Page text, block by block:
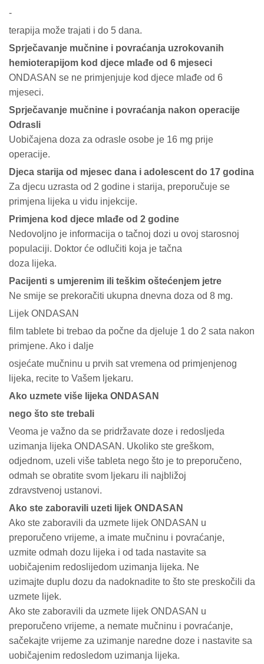
-
terapija može trajati i do 5 dana.
Sprječavanje mučnine i povraćanja uzrokovanih
hemioterapijom kod djece mlađe od 6 mjeseci
ONDASAN se ne primjenjuje kod djece mlađe od 6
mjeseci.
Sprječavanje mučnine i povraćanja nakon operacije
Odrasli
Uobičajena doza za odrasle osobe je 16 mg prije
operacije.
Djeca starija od mjesec dana i adolescent do 17 godina
Za djecu uzrasta od 2 godine i starija, preporučuje se
primjena lijeka u vidu injekcije.
Primjena kod djece mlađe od 2 godine
Nedovoljno je informacija o tačnoj dozi u ovoj starosnoj
populaciji. Doktor će odlučiti koja je tačna
doza lijeka.
Pacijenti s umjerenim ili teškim oštećenjem jetre
Ne smije se prekoračiti ukupna dnevna doza od 8 mg.
Lijek ONDASAN
film tablete bi trebao da počne da djeluje 1 do 2 sata nakon
primjene. Ako i dalje
osjećate mučninu u prvih sat vremena od primjenjenog
lijeka, recite to Vašem ljekaru.
Ako uzmete više lijeka ONDASAN
nego što ste trebali
Veoma je važno da se pridržavate doze i redosljeda
uzimanja lijeka ONDASAN. Ukoliko ste greškom,
odjednom, uzeli više tableta nego što je to preporučeno,
odmah se obratite svom ljekaru ili najbližoj
zdravstvenoj ustanovi.
Ako ste zaboravili uzeti lijek ONDASAN
Ako ste zaboravili da uzmete lijek ONDASAN u
preporučeno vrijeme, a imate mučninu i povraćanje,
uzmite odmah dozu lijeka i od tada nastavite sa
uobičajenim redoslijedom uzimanja lijeka. Ne
uzimajte duplu dozu da nadoknadite to što ste preskočili da
uzmete lijek.
Ako ste zaboravili da uzmete lijek ONDASAN u
preporučeno vrijeme, a nemate mučninu i povraćanje,
sačekajte vrijeme za uzimanje naredne doze i nastavite sa
uobičajenim redosledom uzimanja lijeka.